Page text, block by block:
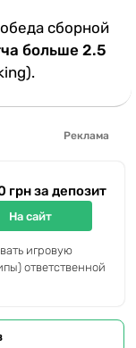
сборной
больше 2.5
Реклама
грн за депозит
На сайт
игровую
ответственной